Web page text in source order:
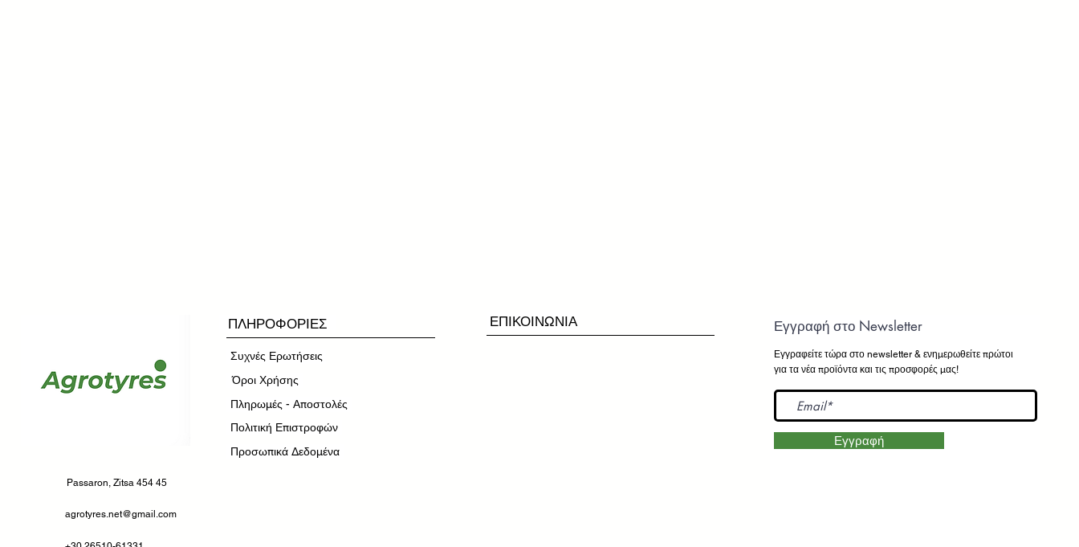
ΠΛΗΡΟΦΟΡΙΕΣ
Συχνές Ερωτήσεις
​Όροι Χρήσης
Πληρωμές - Αποστολές
Πολιτική Επιστροφών
Προσωπικά Δεδομένα
Passaron, Zitsa 454 45
agrotyres.net@gmail.com
ΕΠΙΚΟΙΝΩΝΙΑ Εγγραφή στο Newsletter
Εγγραφείτε τώρα στο newsletter & ενημερωθείτε πρώτοι
για τα νέα προϊόντα και τις προσφορές μας!
Εγγραφή